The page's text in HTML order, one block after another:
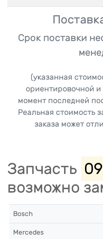
Срок поставки
(указанная
ориентировочной
момент последней
Реальная стоимость
заказа может
Запчасть
возможно
Bosch
Mercedes